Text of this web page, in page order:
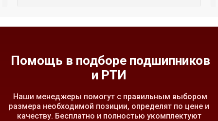
Помощь в подборе подшипников
и РТИ
Наши менеджеры помогут с правильным выбором
размера необходимой позиции, определят по цене и
качеству. Бесплатно и полностью укомплектуют